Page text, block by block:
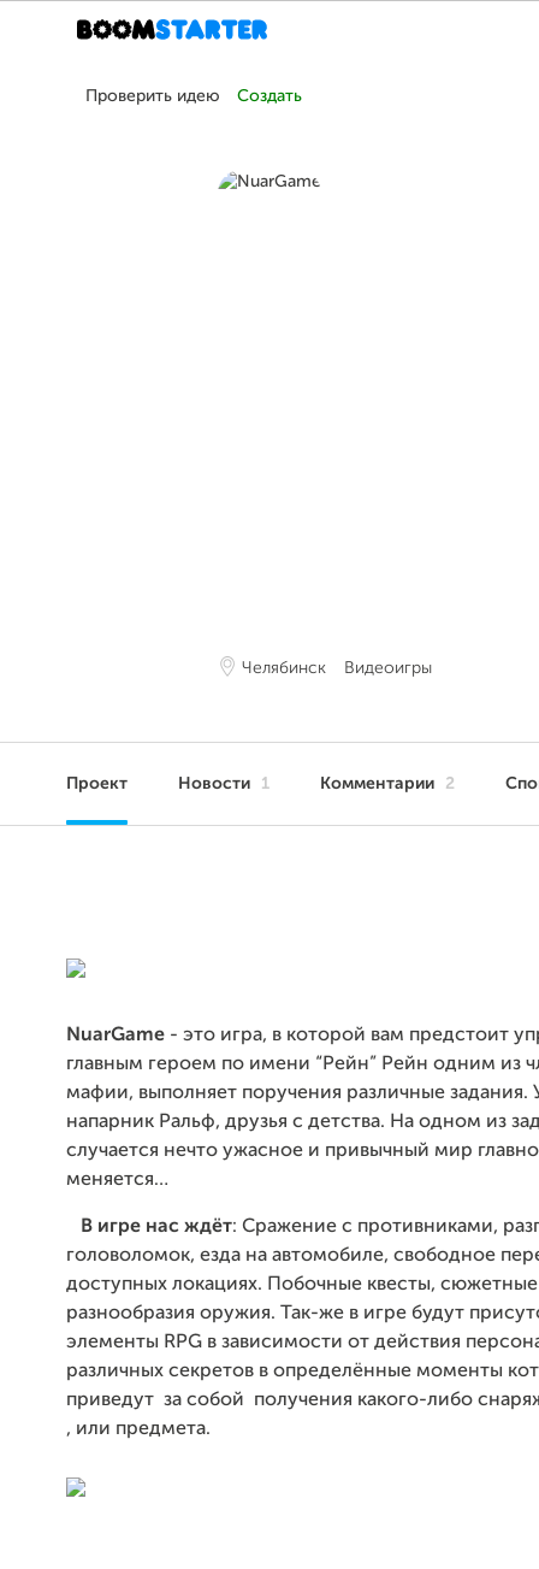
Проверить идею Создать
Челябинск Видеоигры
Проект Новости 1 Комментарии 2
NuarGame - это игра, в которой вам предстоит
главным героем по имени “Рейн” Рейн одним из
мафии, выполняет поручения различные задания.
напарник Ральф, друзья с детства. На одном из
случается нечто ужасное и привычный мир
меняется…
В игре нас ждёт: Сражение с противниками,
головоломок, езда на автомобиле, свободное
доступных локациях. Побочные квесты, сюжетные
разнообразия оружия. Так-же в игре будут
элементы RPG в зависимости от действия
различных секретов в определённые моменты
приведут за собой получения какого-либо
, или предмета.